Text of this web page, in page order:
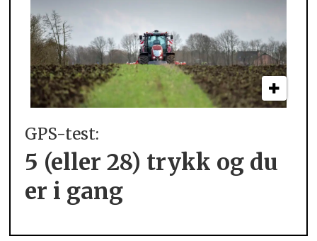
GPS-test:
5 (eller 28) trykk og du
er i gang